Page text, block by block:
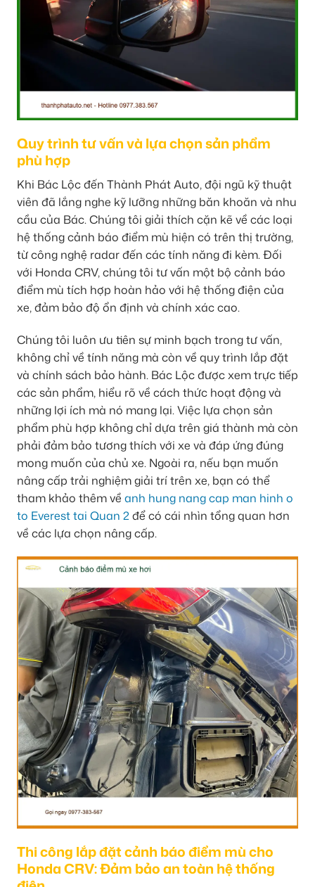
Quy trình tư vấn và lựa chọn sản phẩm
phù hợp
Khi Bác Lộc đến Thành Phát Auto, đội ngũ kỹ thuật
viên đã lắng nghe kỹ lưỡng những băn khoăn và nhu
cầu của Bác. Chúng tôi giải thích cặn kẽ về các loại
hệ thống cảnh báo điểm mù hiện có trên thị trường,
từ công nghệ radar đến các tính năng đi kèm. Đối
với Honda CRV, chúng tôi tư vấn một bộ cảnh báo
điểm mù tích hợp hoàn hảo với hệ thống điện của
xe, đảm bảo độ ổn định và chính xác cao.
Chúng tôi luôn ưu tiên sự minh bạch trong tư vấn,
không chỉ về tính năng mà còn về quy trình lắp đặt
và chính sách bảo hành. Bác Lộc được xem trực tiếp
các sản phẩm, hiểu rõ về cách thức hoạt động và
những lợi ích mà nó mang lại. Việc lựa chọn sản
phẩm phù hợp không chỉ dựa trên giá thành mà còn
phải đảm bảo tương thích với xe và đáp ứng đúng
mong muốn của chủ xe. Ngoài ra, nếu bạn muốn
nâng cấp trải nghiệm giải trí trên xe, bạn có thể
tham khảo thêm về anh hung nang cap man hinh o
to Everest tai Quan 2để có cái nhìn tổng quan hơn
về các lựa chọn nâng cấp.
Thi công lắp đặt cảnh báo điểm mù cho
Honda CRV: Đảm bảo an toàn hệ thống